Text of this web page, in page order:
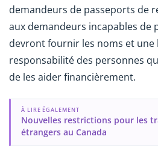
demandeurs de passeports de
aux demandeurs incapables de
devront fournir les noms et une
responsabilité des personnes
de les aider financièrement.
À LIRE ÉGALEMENT
Nouvelles restrictions pour les
étrangers au Canada